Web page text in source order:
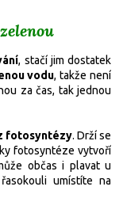
, stačí jim dostatek
vodu, takže není
za čas, tak jednou
fotosyntézy. Drží se
fotosyntéze vytvoří
občas i plavat u
umístíte na